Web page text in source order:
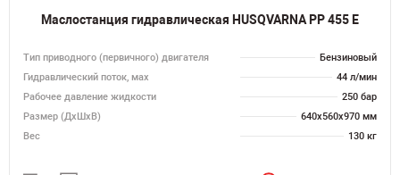
Маслостанция гидравлическая HUSQVARNA PP 455 E
Тип приводного (первичного) двигателя
Бензиновый
Гидравлический поток, мах
44 л/мин
Рабочее давление жидкости
250 бар
Размер (ДхШхВ)
640х560х970 мм
Вес
130 кг